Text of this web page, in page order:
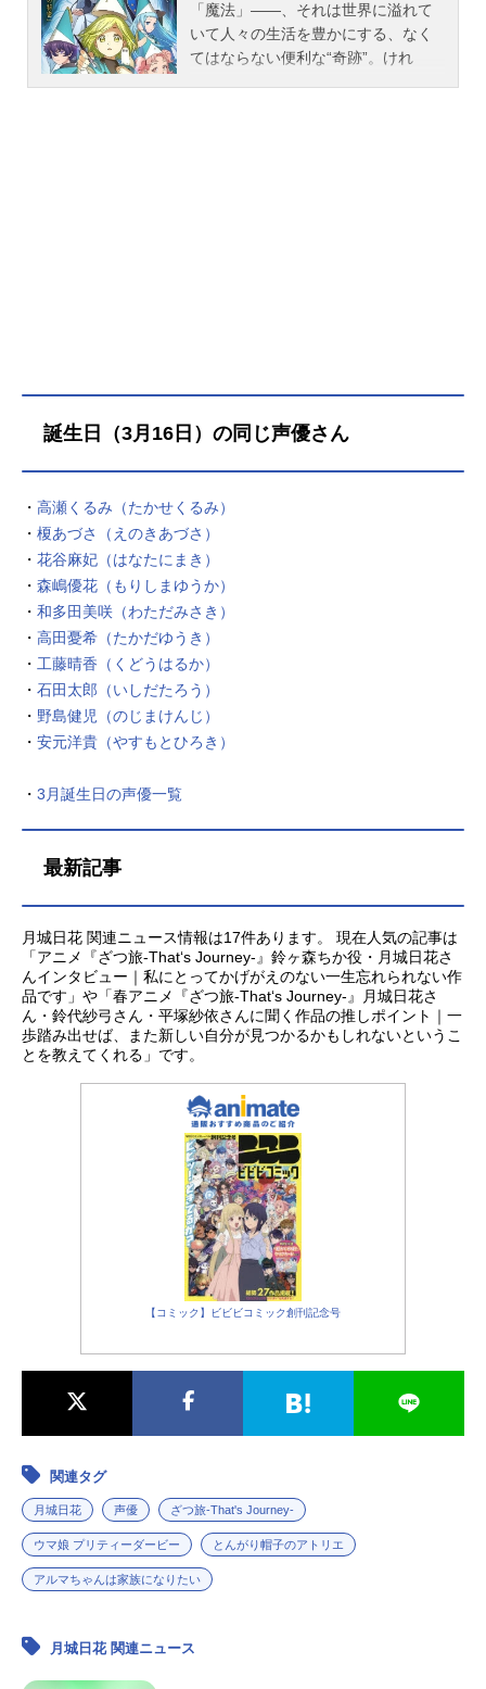
「魔法」――、それは世界に溢れて
いて人々の生活を豊かにする、なく
てはならない便利な“奇跡”。けれ
――。壮麗で幻想的な世界の裏に影
法の歴史。「知らざる者（ふつうの
ココは、アトリエの仲間と共に探求
と成長を重ねていく中で、秘密多き
魔法使いの世界へと足を踏み入れて
いく。――これは、絶望を知り、希
望へと手を伸ばす、子供たちの物
語。作品名とんがり帽子のアトリエ
放送形態TVアニメスケジュール2026
年4月6日（月）～2026年6月29日
（月）TOKYOMXほか話数全13話キ
ャストココ：本村玲奈キーフリー：
花江夏樹アガット：山村響テティ
誕生日（3月16日）の同じ声優さん
・ 高瀬くるみ（たかせくるみ）
・ 榎あづさ（えのきあづさ）
・ 花谷麻妃（はなたにまき）
・ 森嶋優花（もりしまゆうか）
・ 和多田美咲（わただみさき）
・ 高田憂希（たかだゆうき）
・ 工藤晴香（くどうはるか）
・ 石田太郎（いしだたろう）
・ 野島健児（のじまけんじ）
・ 安元洋貴（やすもとひろき）
・ 3月誕生日の声優一覧
最新記事
月城日花 関連ニュース情報は17件あります。 現在人気の記事は
「アニメ『ざつ旅-That‘s Journey-』鈴ヶ森ちか役・月城日花さ
んインタビュー｜私にとってかげがえのない一生忘れられない作
品です」や「春アニメ『ざつ旅-That‘s Journey-』月城日花さ
ん・鈴代紗弓さん・平塚紗依さんに聞く作品の推しポイント｜一
歩踏み出せば、また新しい自分が見つかるかもしれないというこ
とを教えてくれる」です。
【コミック】ビビビコミック創刊記念号
関連タグ
月城日花 声優 ざつ旅-That's Journey-
ウマ娘 プリティーダービー とんがり帽子のアトリエ
アルマちゃんは家族になりたい
月城日花 関連ニュース